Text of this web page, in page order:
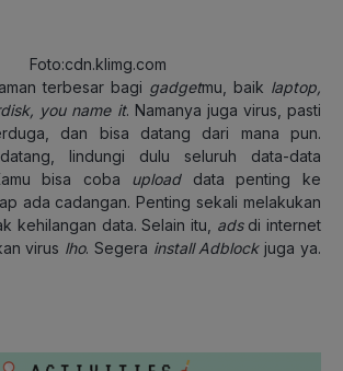
Foto:cdn.klimg.com
terbesar bagi gadgetmu, baik laptop,
you name it. Namanya juga virus, pasti
dan bisa datang dari mana pun.
lindungi dulu seluruh data-data
bisa coba uploaddata penting ke
ada cadangan. Penting sekali melakukan
kehilangan data. Selain itu, adsdi internet
virus lho. Segera install Adblockjuga ya.